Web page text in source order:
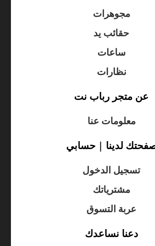
مجوهرات
حقائب يد
ساعات
نظارات
عن متجر رباب نت
معلومات عنا
لدينا | حسابي
تسجيل الدخول
مشترياتك
عربة التسوق
دعنا نساعدك